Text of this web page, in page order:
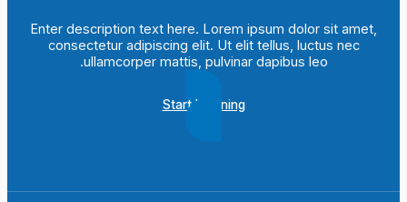
Enter description text here. Lorem ipsum dolor sit amet,
consectetur adipiscing elit. Ut elit tellus, luctus nec
ullamcorper mattis, pulvinar dapibus leo.​
Start Learning